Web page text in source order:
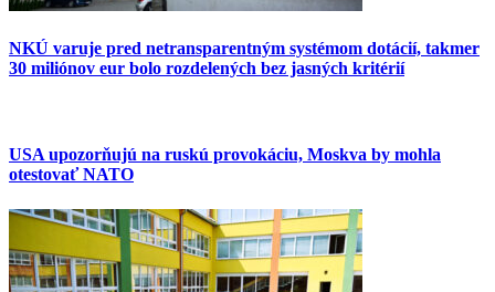
NKÚ varuje pred netransparentným systémom dotácií, takmer
30 miliónov eur bolo rozdelených bez jasných kritérií
USA upozorňujú na ruskú provokáciu, Moskva by mohla
otestovať NATO